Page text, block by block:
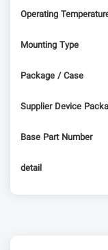
Operating
Mounting Type
Package / Case
Supplier Device
Base Part Number
detail